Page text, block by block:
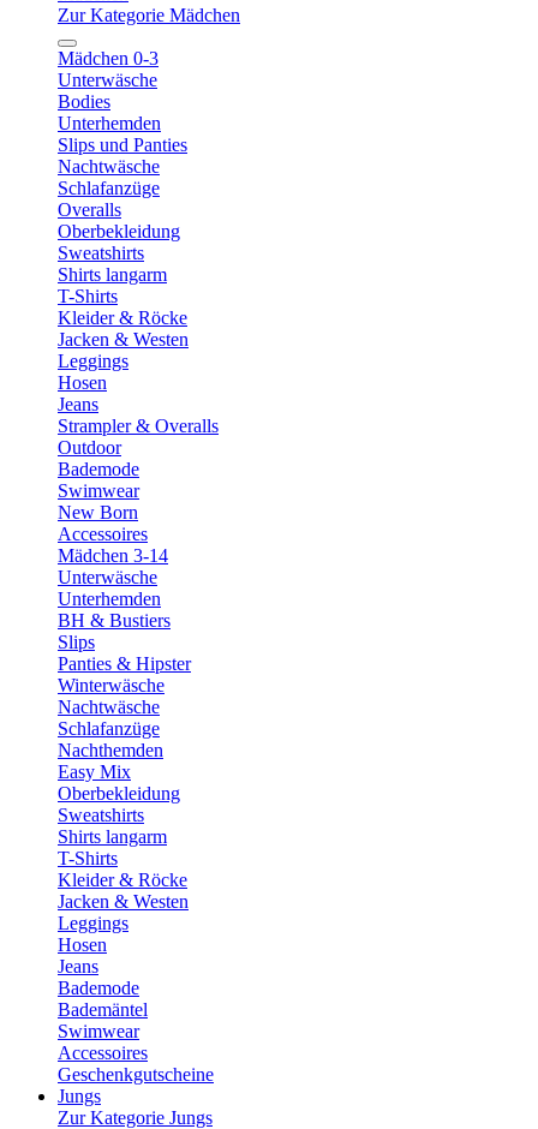
Zur Kategorie Mädchen
Mädchen 0-3
Unterwäsche
Bodies
Unterhemden
Slips und Panties
Nachtwäsche
Schlafanzüge
Overalls
Oberbekleidung
Sweatshirts
Shirts langarm
T-Shirts
Kleider & Röcke
Jacken & Westen
Leggings
Hosen
Jeans
Strampler & Overalls
Outdoor
Bademode
Swimwear
New Born
Accessoires
Mädchen 3-14
Unterwäsche
Unterhemden
BH & Bustiers
Slips
Panties & Hipster
Winterwäsche
Nachtwäsche
Schlafanzüge
Nachthemden
Easy Mix
Oberbekleidung
Sweatshirts
Shirts langarm
T-Shirts
Kleider & Röcke
Jacken & Westen
Leggings
Hosen
Jeans
Bademode
Bademäntel
Swimwear
Accessoires
Geschenkgutscheine
Jungs
Zur Kategorie Jungs